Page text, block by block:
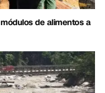
de alimentos a